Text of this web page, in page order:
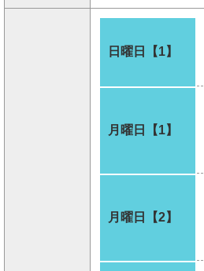
日曜日【1】
月曜日【1】
月曜日【2】